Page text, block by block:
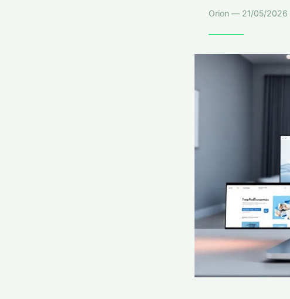
Orion — 21/05/2026